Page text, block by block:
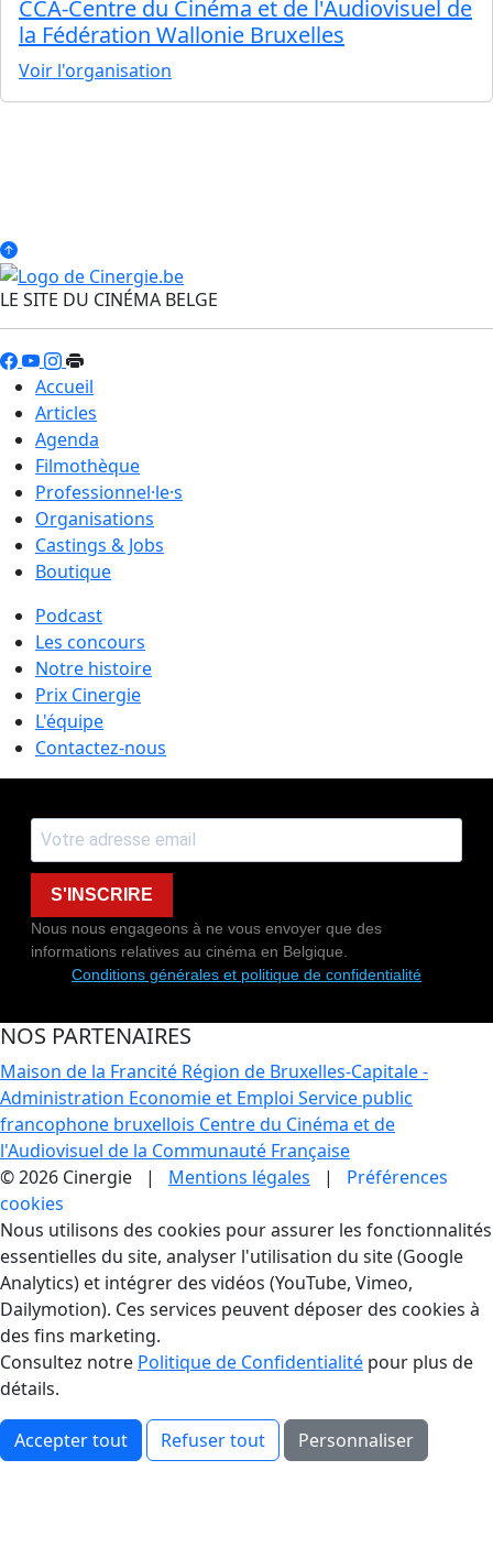
CCA-Centre du Cinéma et de l'Audiovisuel de
la Fédération Wallonie Bruxelles
Voir l'organisation
LE SITE DU CINÉMA BELGE
Accueil
Articles
Agenda
Filmothèque
Professionnel·le·s
Organisations
Castings & Jobs
Boutique
Podcast
Les concours
Notre histoire
Prix Cinergie
L'équipe
Contactez-nous
S'INSCRIRE
Nous nous engageons à ne vous envoyer que des
informations relatives au cinéma en Belgique.
Conditions générales et politique de confidentialité
NOS PARTENAIRES
Maison de la Francité Région de Bruxelles-Capitale -
Administration Economie et Emploi Service public
francophone bruxellois Centre du Cinéma et de
l'Audiovisuel de la Communauté Française
© 2026 Cinergie | Mentions légales | Préférences
cookies
Gestion des Cookies
Nous utilisons des cookies pour assurer les fonctionnalités
essentielles du site, analyser l'utilisation du site (Google
Analytics) et intégrer des vidéos (YouTube, Vimeo,
Dailymotion). Ces services peuvent déposer des cookies à
des fins marketing.
Consultez notre Politique de Confidentialité pour plus de
détails.
Accepter tout Refuser tout Personnaliser